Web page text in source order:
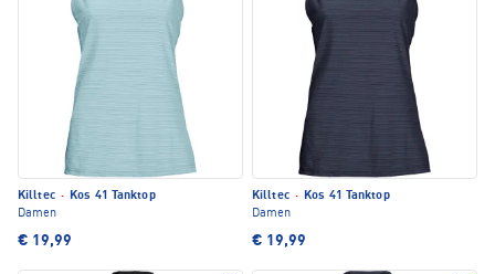
Killtec · Kos 41 Tanktop
Damen
€ 19,99
Killtec · Kos 41 Tanktop
Damen
€ 19,99